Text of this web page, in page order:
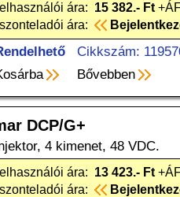
ára: 15 382.- Ft
ára:
Cikkszám:
Bővebben
DCP/G+
4 kimenet, 48 VDC.
ára: 13 423.- Ft
ára: